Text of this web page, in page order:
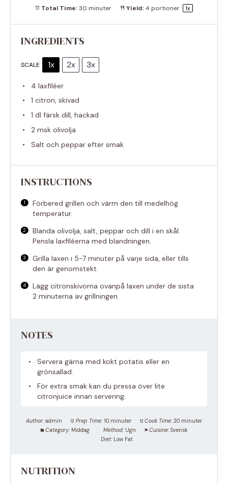
Total Time: 30 minuter Yield: 4 portioner 1x
INGREDIENTS
SCALE 1x 2x 3x
4 laxfiléer
1 citron, skivad
1 dl färsk dill, hackad
2 msk olivolja
Salt och peppar efter smak
INSTRUCTIONS
Förbered grillen och värm den till medelhög
temperatur.
Blanda olivolja, salt, peppar och dill i en skål.
Pensla laxfiléerna med blandningen.
Grilla laxen i 5-7 minuter på varje sida, eller tills
den är genomstekt.
Lägg citronskivorna ovanpå laxen under de sista
2 minuterna av grillningen.
NOTES
Servera gärna med kokt potatis eller en
grönsallad.
För extra smak kan du pressa över lite
citronjuice innan servering.
Author: admin Prep Time: 10 minuter Cook Time: 20 minuter
Category: Middag Method: Ugn Cuisine: Svensk
Diet: Low Fat
NUTRITION